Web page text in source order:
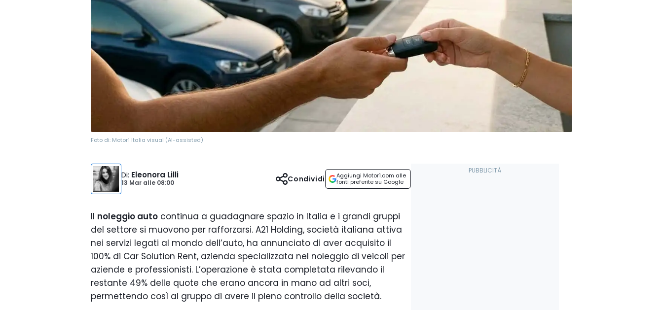
Foto di: Motor1 Italia visual (AI-assisted)
Di: Eleonora Lilli
13 Mar alle 08:00
Aggiungi Motor1.com alle
fonti preferite su Google
Condividi
Il noleggio auto continua a guadagnare spazio in Italia e i grandi gruppi
del settore si muovono per rafforzarsi. A21 Holding, società italiana attiva
nei servizi legati al mondo dell’auto, ha annunciato di aver acquisito il
100% di Car Solution Rent, azienda specializzata nel noleggio di veicoli per
aziende e professionisti. L’operazione è stata completata rilevando il
restante 49% delle quote che erano ancora in mano ad altri soci,
permettendo così al gruppo di avere il pieno controllo della società.